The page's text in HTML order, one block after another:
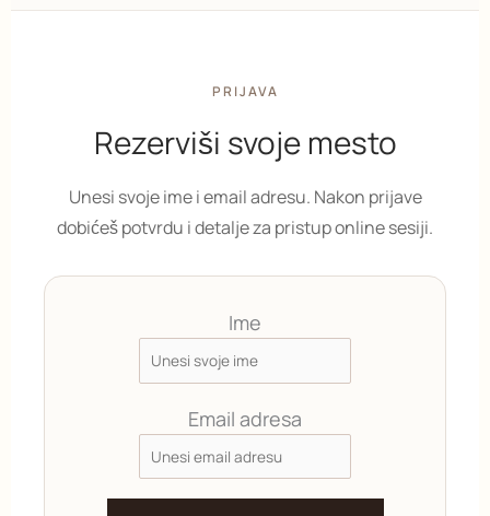
PRIJAVA
Rezerviši svoje mesto
Unesi svoje ime i email adresu. Nakon prijave
dobićeš potvrdu i detalje za pristup online sesiji.
Ime
Email adresa